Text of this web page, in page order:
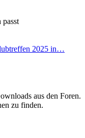
2025 in…
aus den Foren.
zu finden.